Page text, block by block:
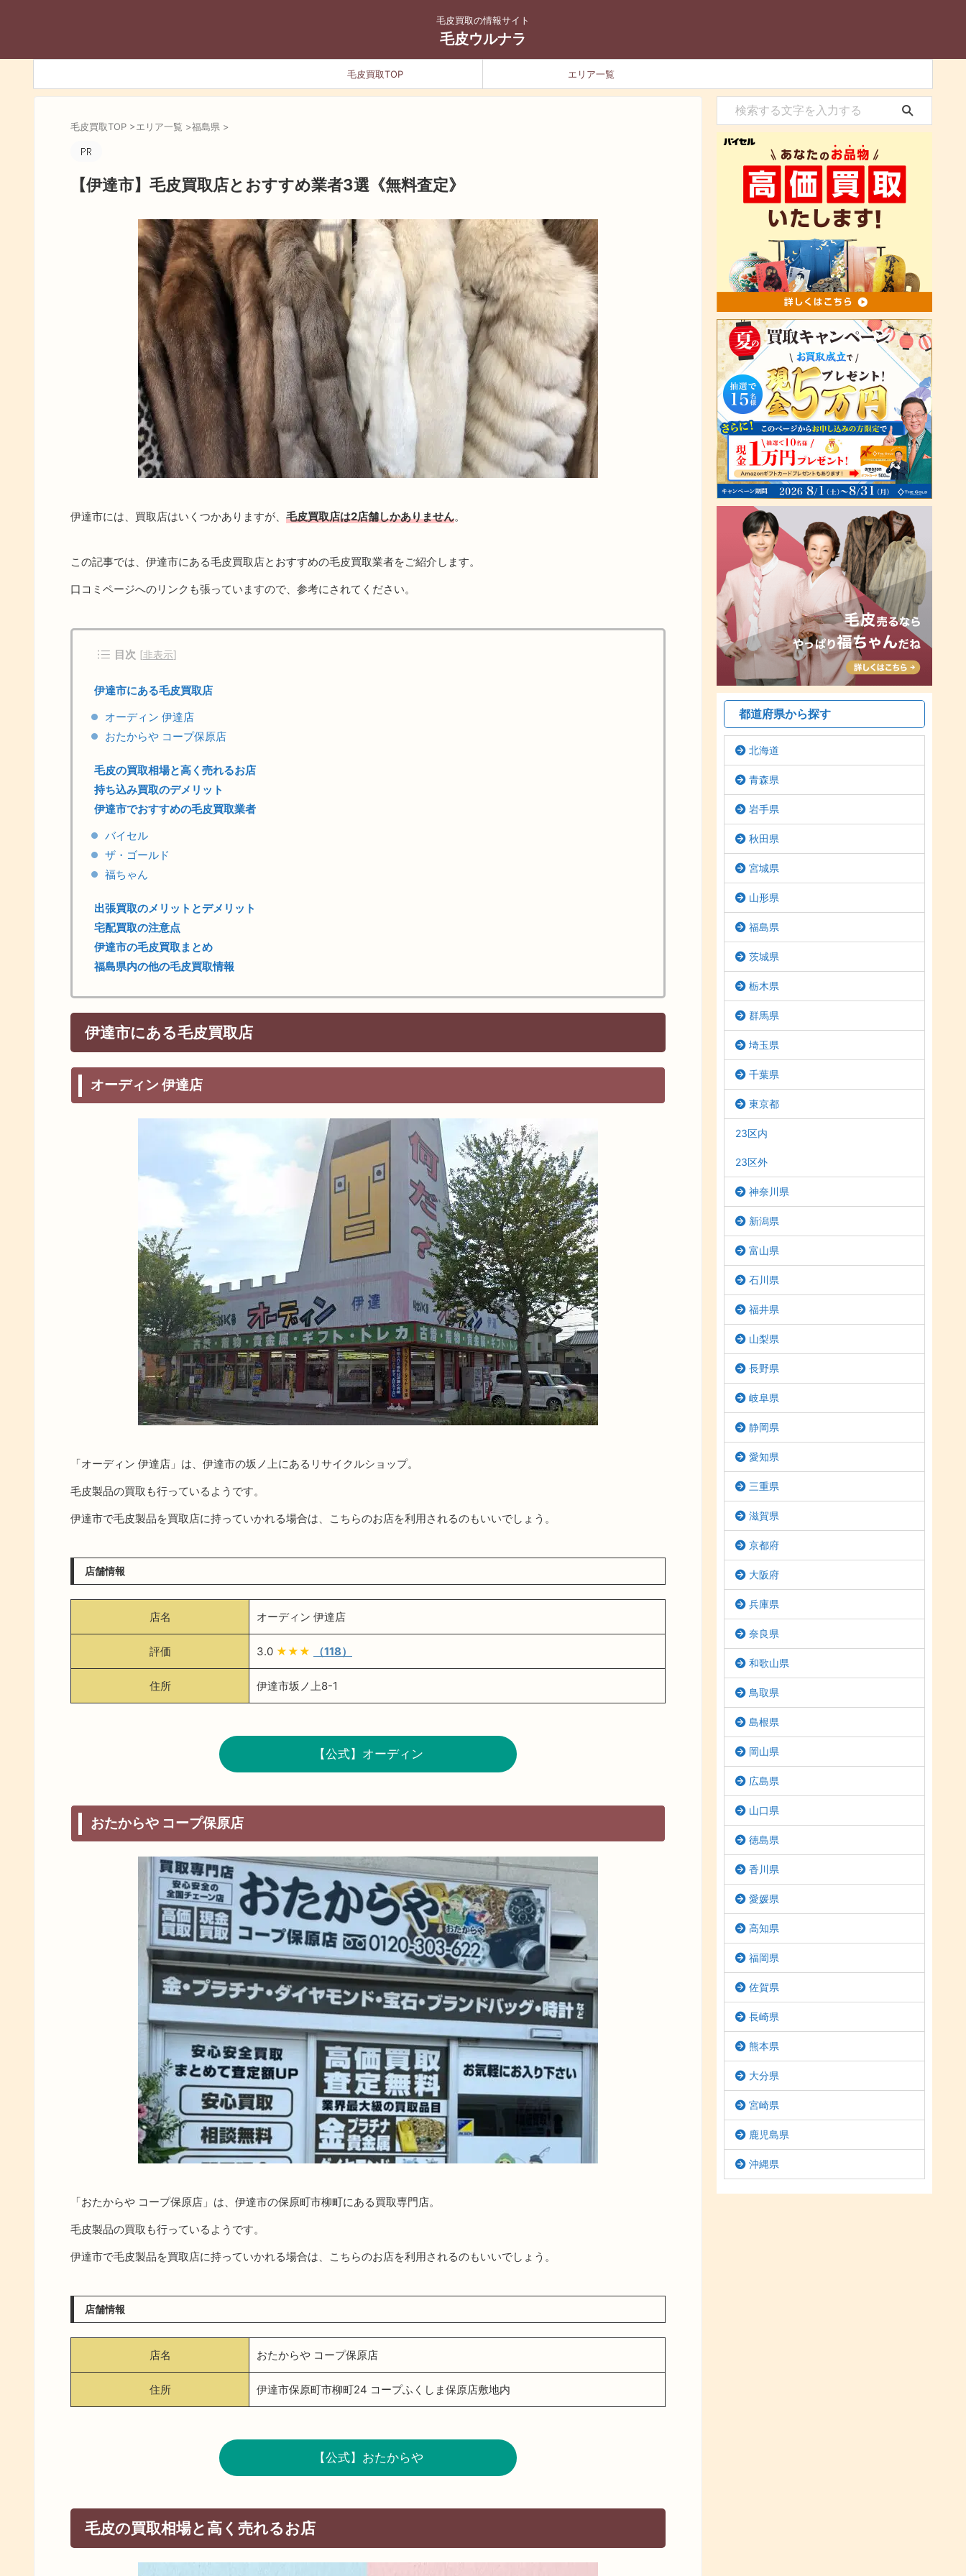
毛皮買取の情報サイト
毛皮ウルナラ
毛皮買取TOP エリア一覧
毛皮買取TOP >エリア一覧 >福島県 >
【伊達市】毛皮買取店とおすすめ業者3選《無料査定》
伊達市には、買取店はいくつかありますが、 毛皮買取店は2店舗しかありません。
この記事では、伊達市にある毛皮買取店とおすすめの毛皮買取業者をご紹介します。
口コミページへのリンクも張っていますので、参考にされてください。
目次 [非表示]
伊達市にある毛皮買取店
オーディン 伊達店
おたからや コープ保原店
毛皮の買取相場と高く売れるお店
持ち込み買取のデメリット
伊達市でおすすめの毛皮買取業者
バイセル
ザ・ゴールド
福ちゃん
出張買取のメリットとデメリット
宅配買取の注意点
伊達市の毛皮買取まとめ
福島県内の他の毛皮買取情報
伊達市にある毛皮買取店
オーディン 伊達店
「オーディン 伊達店」は、伊達市の坂ノ上にあるリサイクルショップ。
毛皮製品の買取も行っているようです。
伊達市で毛皮製品を買取店に持っていかれる場合は、こちらのお店を利用されるのもいいでしょう。
店舗情報
店名 オーディン 伊達店
評価 3.0 ★★★ （118）
住所 伊達市坂ノ上8-1
【公式】オーディン
おたからや コープ保原店
「おたからや コープ保原店」は、伊達市の保原町市柳町にある買取専門店。
毛皮製品の買取も行っているようです。
伊達市で毛皮製品を買取店に持っていかれる場合は、こちらのお店を利用されるのもいいでしょう。
店舗情報
店名 おたからや コープ保原店
住所 伊達市保原町市柳町24 コープふくしま保原店敷地内
【公式】おたからや
毛皮の買取相場と高く売れるお店
都道府県から探す
北海道
青森県
岩手県
秋田県
宮城県
山形県
福島県
茨城県
栃木県
群馬県
埼玉県
千葉県
東京都
23区内
23区外
神奈川県
新潟県
富山県
石川県
福井県
山梨県
長野県
岐阜県
静岡県
愛知県
三重県
滋賀県
京都府
大阪府
兵庫県
奈良県
和歌山県
鳥取県
島根県
岡山県
広島県
山口県
徳島県
香川県
愛媛県
高知県
福岡県
佐賀県
長崎県
熊本県
大分県
宮崎県
鹿児島県
沖縄県